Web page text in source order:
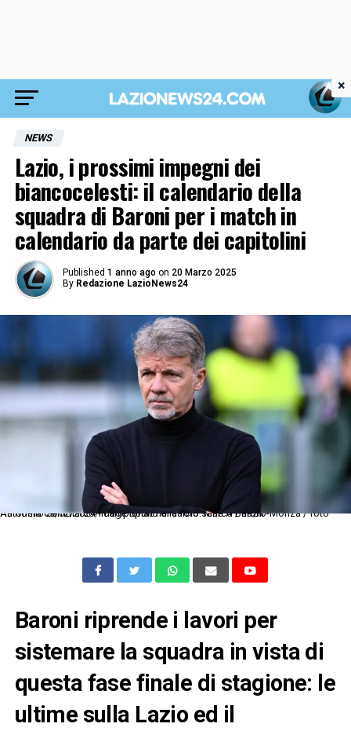
NEWS
Lazio, i prossimi impegni dei
biancocelesti: il calendario della
squadra di Baroni per i match in
calendario da parte dei capitolini
Published 1 anno ago on 20 Marzo 2025
By Redazione LazioNews24
As Roma 09/02/2024 - campionato di calcio serie A / Lazio-Monza / foto Antonello Sammarco/Image Sport nella foto: Marco Baroni
Baroni riprende i lavori per
sistemare la squadra in vista di
questa fase finale di stagione: le
ultime sulla Lazio ed il
×